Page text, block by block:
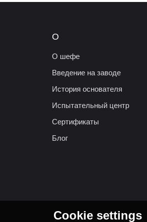
О
О шефе
Введение на заводе
История основателя
Испытательный центр
Сертификаты
Блог
Cookie settings